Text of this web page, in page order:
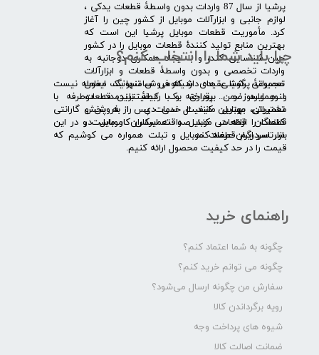
​پرشیا از سال 87 واردات بدون واسطۀ قطعات یدکی ،
لوازم جانبی و ابزارآلات موبایل از کشور چین را آغاز
کرد. مأموریت قطعات موبایل پرشیا این است که
بهترین منابع تولید کنندۀ قطعات موبایل را در کشور
چین شناسایی کند، و با ایجاد همکاری دوجانبه به
واردات تخصصی و بدون واسطۀ قطعات و ابزارآلات
تعمیراتی گوشی های شیائومی سامسونگ ایفون
لنوو ایسوز و .... پرداخته و با کیفیت­ترین قطعات
تعمیراتی موبایل مانند ال سی دی را به پخش
کنندگان قطعات موبایل و تعمیرکاران موبایل در
سرتاسر ایران عرضه کند.
راهنمای خرید
چگونه به شما اعتماد کنم؟
چگونه می توانم خرید کنم؟
سفارش من چگونه ارسال می‌شود؟
رویه برگرداندن کالا
شیوه های پرداخت وجه
ضمانت اصالت کالا
چرا باید شما را انتخاب کنم؟
​​ ​مجموعۀ پرشیا عقیده دارد که فروش تنها یک معامله نیست
و همواره ضمن برقراری یک رابطۀ بلندمدت دوطرفه با
مشتریان، بهترین کیفیت خدمات پس از فروش و گارانتی
قطعات را ارائه می­ کند. صداقت اساس کار ماست و در این
بازار سردرگم قطعات موبایل و تبلت همواره می کوشیم که
قیمت را در حد کیفیت محصول ارائه کنیم.